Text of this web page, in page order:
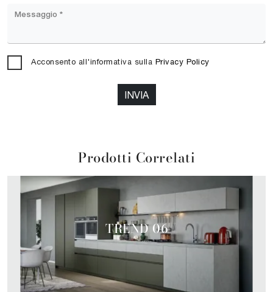
Prodotti Correlati
TREND 06
Acconsento all'informativa sulla Privacy Policy
INVIA